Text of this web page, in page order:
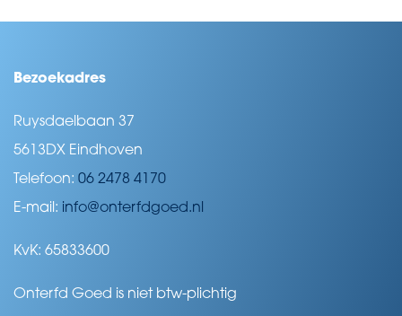
Bezoekadres
Ruysdaelbaan 37
5613DX Eindhoven
Telefoon: 06 2478 4170
E-mail: info@onterfdgoed.nl
KvK: 65833600
Onterfd Goed is niet btw-plichtig